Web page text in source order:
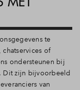
te
of
ondersteunen bij
Dit zijn bijvoorbeeld
van